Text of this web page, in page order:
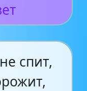
спит,